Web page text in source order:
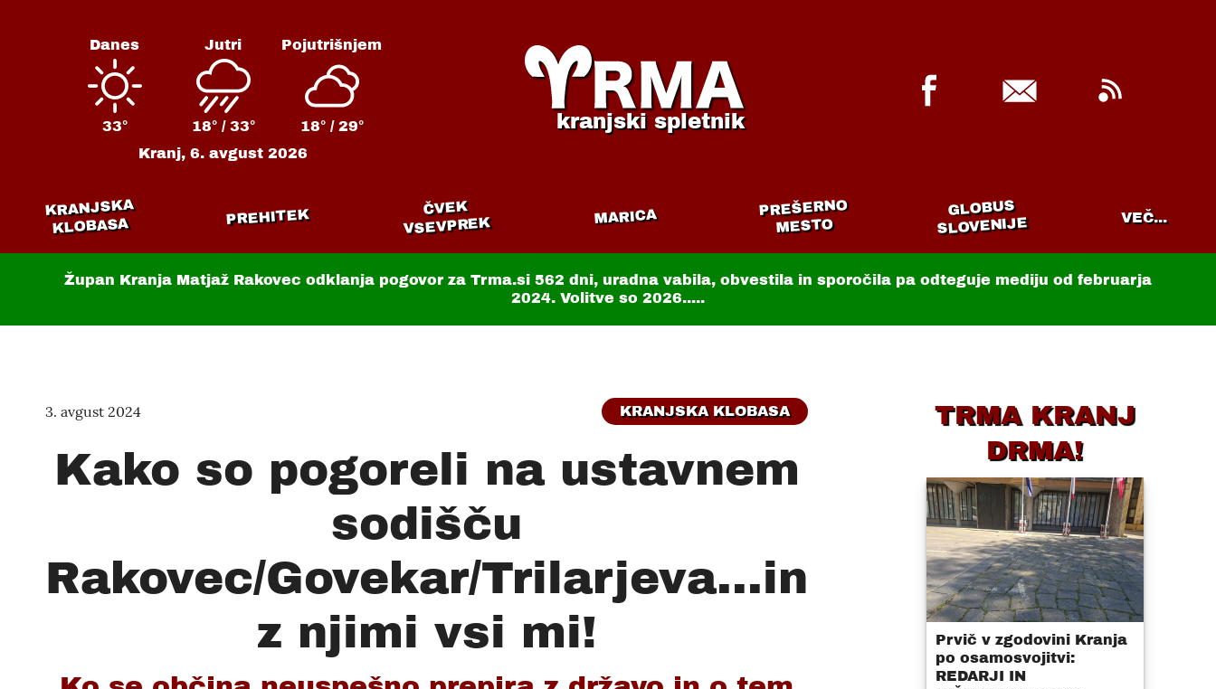
Danes
33°
Jutri
18° / 33°
Pojutrišnjem
18° / 29°
Kranj,6. avgust 2026
kranjski spletnik
KRANJSKA
KLOBASA PREHITEK ČVEK
VSEVPREK MARICA PREŠERNO
MESTO
GLOBUS
SLOVENIJE VEČ...
Župan Kranja Matjaž Rakovec odklanja pogovor za Trma.si 562 dni, uradna vabila, obvestila in sporočila pa odteguje mediju od februarja
2024. Volitve so 2026.....
3. avgust 2024 KRANJSKA KLOBASA
Kako so pogoreli na ustavnem
sodišču
Rakovec/Govekar/Trilarjeva...in
z njimi vsi mi!
TRMA KRANJ
DRMA!
Prvič v zgodovini Kranja
po osamosvojitvi:
REDARJI IN